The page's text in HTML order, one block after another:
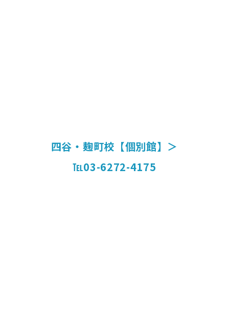
四谷・麹町校【個別館】＞
℡03-6272-4175